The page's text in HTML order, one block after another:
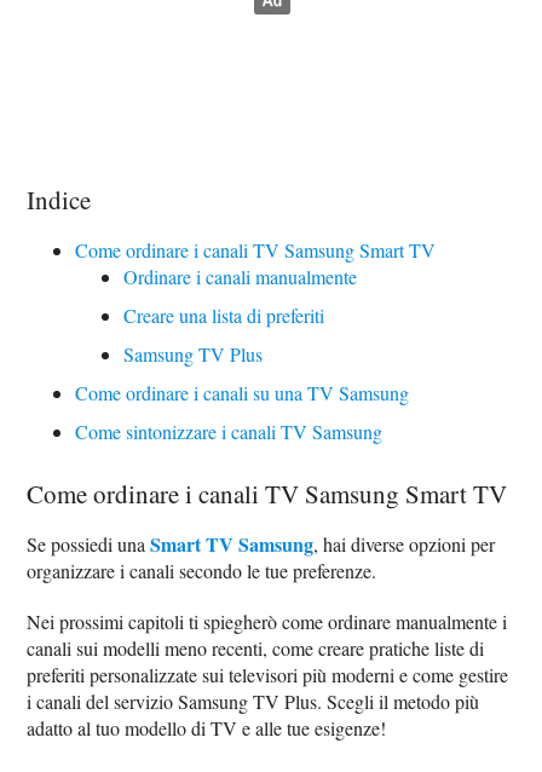
Indice
Come ordinare i canali TV Samsung Smart TV
Ordinare i canali manualmente
Creare una lista di preferiti
Samsung TV Plus
Come ordinare i canali su una TV Samsung
Come sintonizzare i canali TV Samsung
Come ordinare i canali TV Samsung Smart TV
Se possiedi unaSmart TV Samsung, hai diverse opzioni per
organizzare i canali secondo le tue preferenze.
Nei prossimi capitoli ti spiegherò come ordinare manualmente i
canali sui modelli meno recenti, come creare pratiche liste di
preferiti personalizzate sui televisori più moderni e come gestire
i canali del servizio Samsung TV Plus. Scegli il metodo più
adatto al tuo modello di TV e alle tue esigenze!